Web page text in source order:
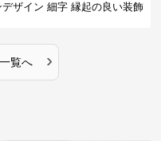
デザイン 細字 縁起の良い装飾
覧へ ›